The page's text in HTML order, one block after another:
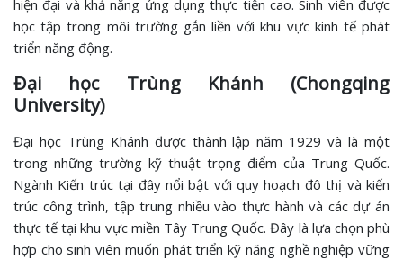
hiện đại và khả năng ứng dụng thực tiễn cao. Sinh viên được
học tập trong môi trường gắn liền với khu vực kinh tế phát
triển năng động.
Đại học Trùng Khánh (Chongqing
University)
Đại học Trùng Khánh được thành lập năm 1929 và là một
trong những trường kỹ thuật trọng điểm của Trung Quốc.
Ngành Kiến trúc tại đây nổi bật với quy hoạch đô thị và kiến
trúc công trình, tập trung nhiều vào thực hành và các dự án
thực tế tại khu vực miền Tây Trung Quốc. Đây là lựa chọn phù
hợp cho sinh viên muốn phát triển kỹ năng nghề nghiệp vững